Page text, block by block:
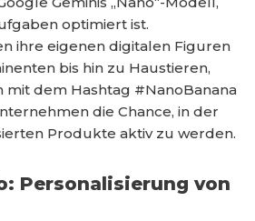
optimiert ist.
ihre eigenen digitalen Figuren
bis hin zu Haustieren,
mit dem Hashtag #NanoBanana
die Chance, in der
Produkte aktiv zu werden.
Personalisierung von